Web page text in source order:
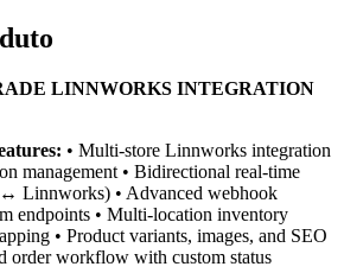
LINNWORKS INTEGRATION
• Multi-store Linnworks integration
management • Bidirectional real-time
Linnworks) • Advanced webhook
endpoints • Multi-location inventory
• Product variants, images, and SEO
order workflow with custom status